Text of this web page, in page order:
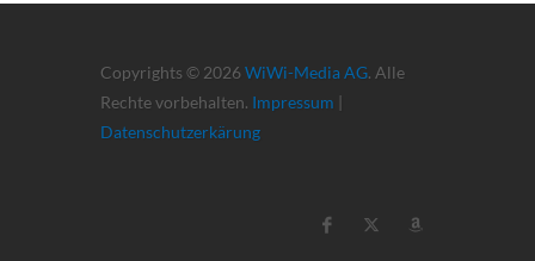
Copyrights © 2026 WiWi-Media AG. Alle
Rechte vorbehalten. Impressum |
Datenschutzerkärung